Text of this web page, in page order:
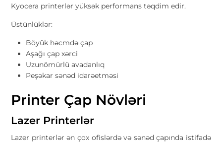
Kyocera printerlər yüksək performans təqdim edir.
Üstünlüklər:
Böyük həcmdə çap
Aşağı çap xərci
Uzunömürlü avadanlıq
Peşəkar sənəd idarəetməsi
Printer Çap Növləri
Lazer Printerlər
Lazer printerlər ən çox ofislərdə və sənəd çapında istifadə